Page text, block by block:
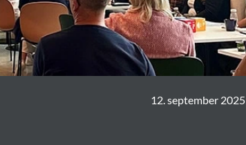
12. september 2025